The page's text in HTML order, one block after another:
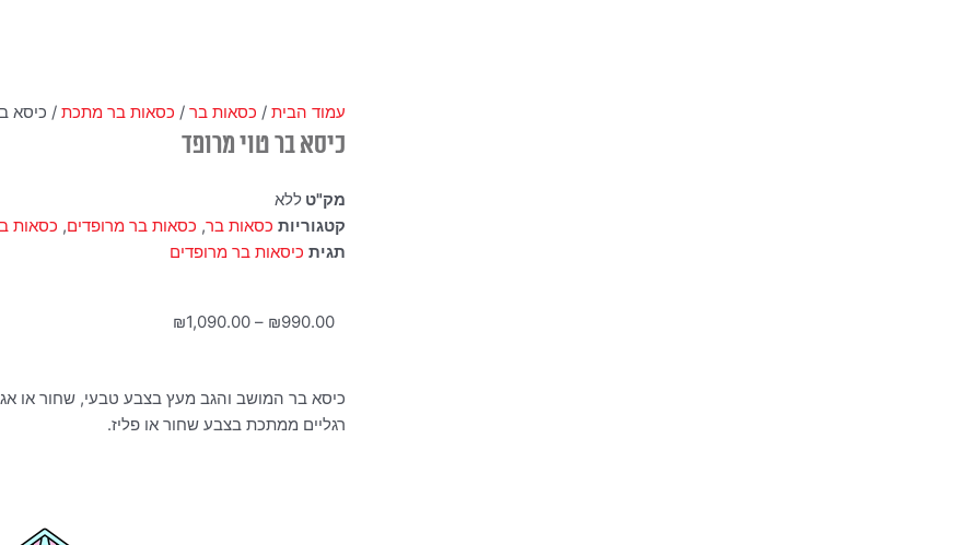
עמוד הבית / כסאות בר / כסאות בר מתכת / כיסא
כיסא בר טוי מרופד
מק"ט ללא
קטגוריות כסאות בר, כסאות בר מרופדים, כסאות
תגית כיסאות בר מרופדים
₪990.00
–
₪1,090.00
עד
כיסא בר המושב והגב מעץ בצבע טבעי, שחור או
רגליים ממתכת בצבע שחור או פליז.